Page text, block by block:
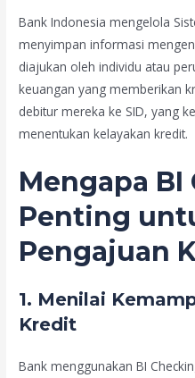
Bank Indonesia mengelola
menyimpan informasi
diajukan oleh individu atau
keuangan yang memberikan
debitur mereka ke SID, yang
menentukan kelayakan kredit.
Mengapa
Penting
Pengajuan
1. Menilai
Kredit
Bank menggunakan BI